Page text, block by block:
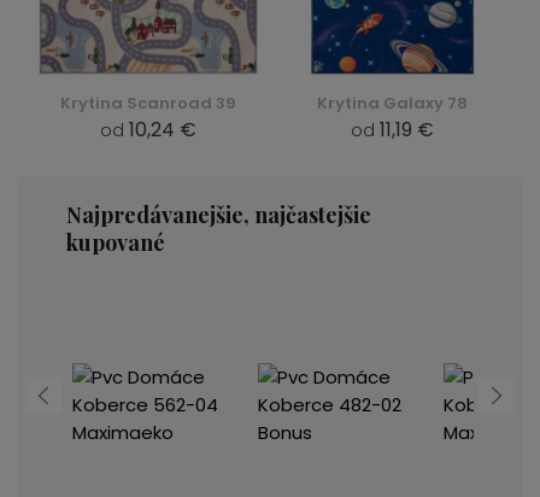
Krytina Scanroad 39
od 10,24 €
Krytina Galaxy 78
od 11,19 €
Najpredávanejšie, najčastejšie
kupované